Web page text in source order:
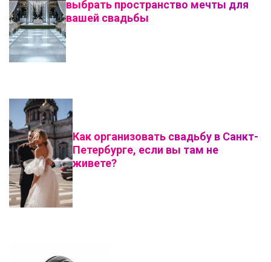
выбрать пространство мечты для
вашей свадьбы
Как организовать свадьбу в Санкт-
Петербурге, если вы там не
живете?